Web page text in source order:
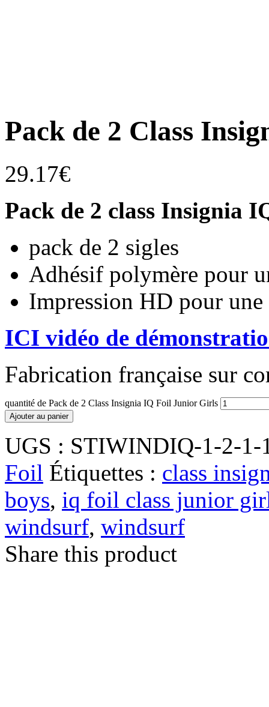
Pack de 2 Class
29.17€
Pack de 2 class Insignia
pack de 2 sigles
Adhésif polymère pour
Impression HD pour
ICI vidéo de
Fabrication française sur
quantité de Pack de 2 Class Insignia IQ Foil Junior Girls
Ajouter au panier
UGS : STIWINDIQ-1-2-1-
Foil Étiquettes : class
boys, iq foil class junior
windsurf, windsurf
Share this product